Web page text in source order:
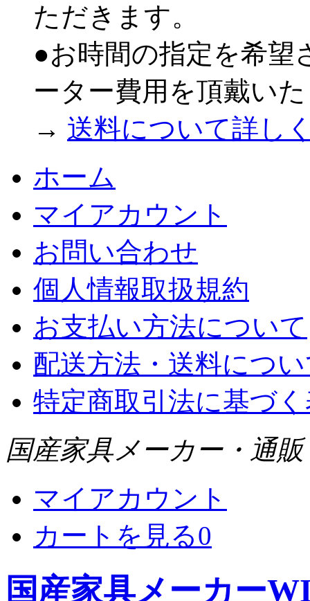
ただきます。
●お時間の指定を希望
ーター費用を頂戴い
→ 送料について詳し
ホーム
マイアカウント
お問い合わせ
個人情報取扱規約
お支払い方法について
配送方法・送料につ
特定商取引法に基づ
国産家具メーカー・通販
マイアカウント
カートを見る0
国産家具メーカー